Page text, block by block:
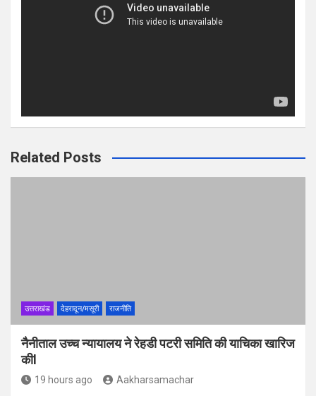
Related Posts
उत्तराखंड देहरादून/मसूरी राजनीति
नैनीताल उच्च न्यायालय ने रेहडी पटरी समिति की याचिका खारिज
कीl
19 hours ago Aakharsamachar